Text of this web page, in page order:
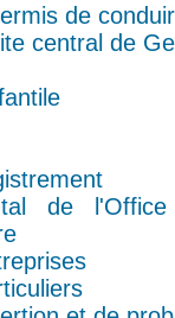
de
central de
de